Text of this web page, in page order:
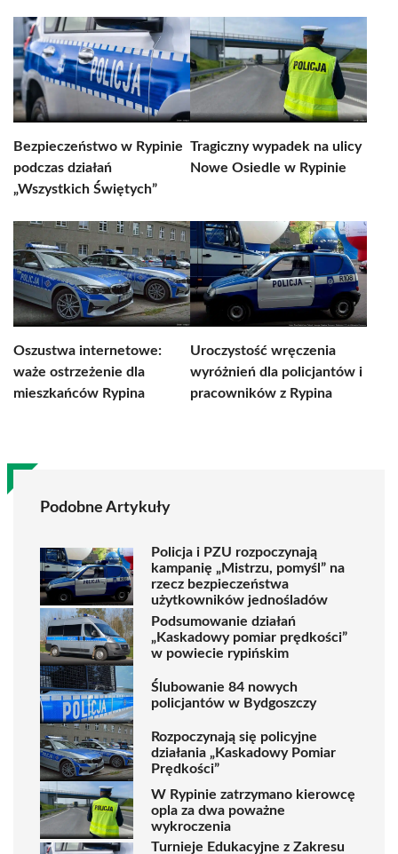
Bezpieczeństwo w Rypinie
podczas działań
„Wszystkich Świętych”
Tragiczny wypadek na ulicy
Nowe Osiedle w Rypinie
Oszustwa internetowe:
waże ostrzeżenie dla
mieszkańców Rypina
Uroczystość wręczenia
wyróżnień dla policjantów i
pracowników z Rypina
Podobne Artykuły
Policja i PZU rozpoczynają
kampanię „Mistrzu, pomyśl” na
rzecz bezpieczeństwa
użytkowników jednośladów
Podsumowanie działań
„Kaskadowy pomiar prędkości”
w powiecie rypińskim
Ślubowanie 84 nowych
policjantów w Bydgoszczy
Rozpoczynają się policyjne
działania „Kaskadowy Pomiar
Prędkości”
W Rypinie zatrzymano kierowcę
opla za dwa poważne
wykroczenia
Turnieje Edukacyjne z Zakresu